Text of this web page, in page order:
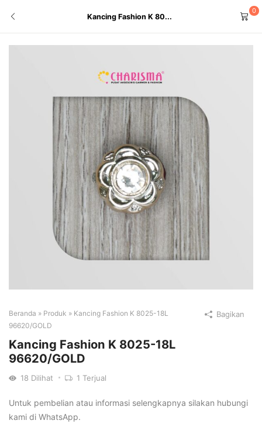
Kancing Fashion K 80...
0
Beranda » Produk » Kancing Fashion K 8025-18L
96620/GOLD
Kancing Fashion K 8025-18L
96620/GOLD
18 Dilihat 1 Terjual
Untuk pembelian atau informasi selengkapnya silakan hubungi
kami di WhatsApp.
Bagikan